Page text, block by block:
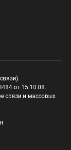
от 15.10.08.
связи и массовых